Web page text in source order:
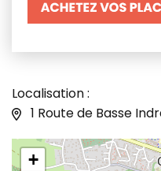
Localisation :
1 Route de Basse
+